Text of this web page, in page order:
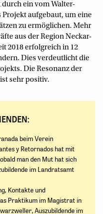
ein vom Walter-
aufgebaut, um eine
zu ermöglichen. Mehr
aus der Region Neckar-
2018 erfolgreich in 12
Dies verdeutlicht die
Die Resonanz der
sehr positiv.
beim Verein
y Retornados hat mit
man den Mut hat sich
im Landratsamt
Kontakte und
Praktikum im Magistrat in
Auszubildende im